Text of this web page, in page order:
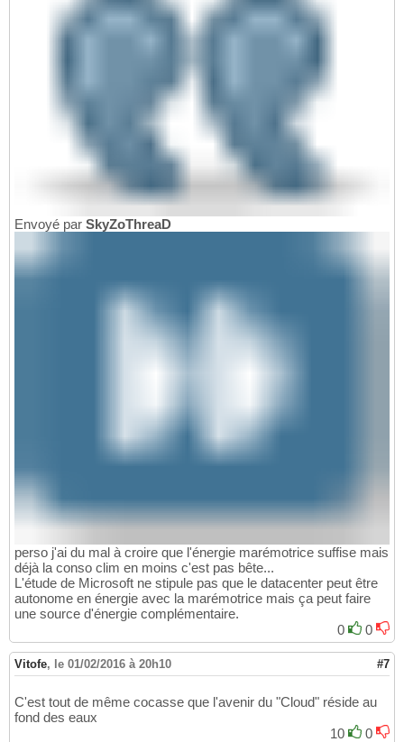
Envoyé par SkyZoThreaD
perso j'ai du mal à croire que l'énergie marémotrice suffise mais
déjà la conso clim en moins c'est pas bête...
L'étude de Microsoft ne stipule pas que le datacenter peut être
autonome en énergie avec la marémotrice mais ça peut faire
une source d'énergie complémentaire.
0
0
Vitofe, le 01/02/2016 à 20h10 #7
C'est tout de même cocasse que l'avenir du "Cloud" réside au
fond des eaux
10
0